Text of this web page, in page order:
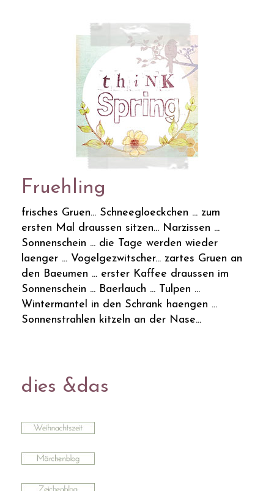
Fruehling
frisches Gruen... Schneegloeckchen ... zum
ersten Mal draussen sitzen... Narzissen ...
Sonnenschein ... die Tage werden wieder
laenger ... Vogelgezwitscher... zartes Gruen an
den Baeumen ... erster Kaffee draussen im
Sonnenschein ... Baerlauch ... Tulpen ...
Wintermantel in den Schrank haengen ...
Sonnenstrahlen kitzeln an der Nase...
dies &das